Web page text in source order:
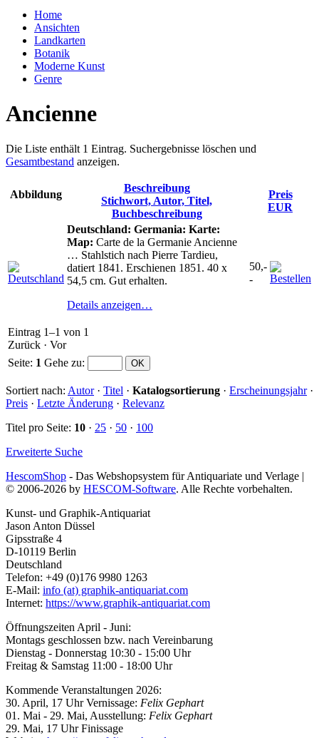
Home
Ansichten
Landkarten
Botanik
Moderne Kunst
Genre
Ancienne
Die Liste enthält 1 Eintrag. Suchergebnisse löschen und
Gesamtbestand anzeigen.
Abbildung
Beschreibung
Stichwort, Autor, Titel,
Buchbeschreibung
Preis
EUR
Deutschland: Germania: Karte:
Map: Carte de la Germanie Ancienne
… Stahlstich nach Pierre Tardieu,
datiert 1841. Erschienen 1851. 40 x
54,5 cm. Gut erhalten.
Details anzeigen…
50,-
-
Eintrag 1–1 von 1
Zurück · Vor
Seite: 1 Gehe zu:
Sortiert nach: Autor· Titel · Katalogsortierung · Erscheinungsjahr·
Preis · Letzte Änderung · Relevanz
Titel pro Seite: 10 · 25 · 50 · 100
Erweiterte Suche
HescomShop - Das Webshopsystem für Antiquariate und Verlage |
© 2006-2026 by HESCOM-Software. Alle Rechte vorbehalten.
Kunst- und Graphik-Antiquariat
Jason Anton Düssel
Gipsstraße 4
D-10119 Berlin
Deutschland
Telefon: +49 (0)176 9980 1263
E-Mail: info (at) graphik-antiquariat.com
Internet: https://www.graphik-antiquariat.com
Öffnungszeiten April - Juni:
Montags geschlossen bzw. nach Vereinbarung
Dienstag - Donnerstag 10:30 - 15:00 Uhr
Freitag & Samstag 11:00 - 18:00 Uhr
Kommende Veranstaltungen 2026:
30. April, 17 Uhr Vernissage: Felix Gephart
01. Mai - 29. Mai, Ausstellung: Felix Gephart
29. Mai, 17 Uhr Finissage